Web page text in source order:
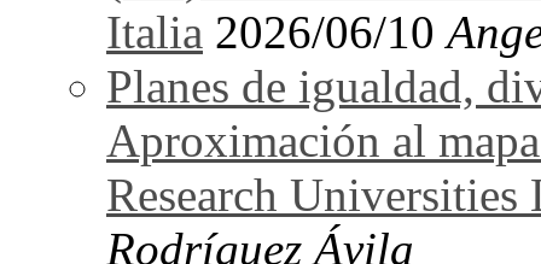
Italia 2026/06/10
Planes de igualdad,
Aproximación al
Research Universities
Rodríguez Ávila